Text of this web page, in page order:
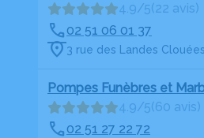
4.9/5(22 avis)
02 51 06 01 37
3 rue des Landes
Pompes Funèbres et
4.9/5(60 avis)
02 51 27 22 72